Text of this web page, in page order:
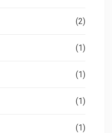
(2)
(1)
(1)
(1)
(1)